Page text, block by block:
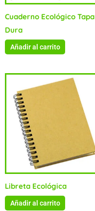
Cuaderno Ecológico Tapa
Dura
Añadir al carrito
Libreta Ecológica
Añadir al carrito